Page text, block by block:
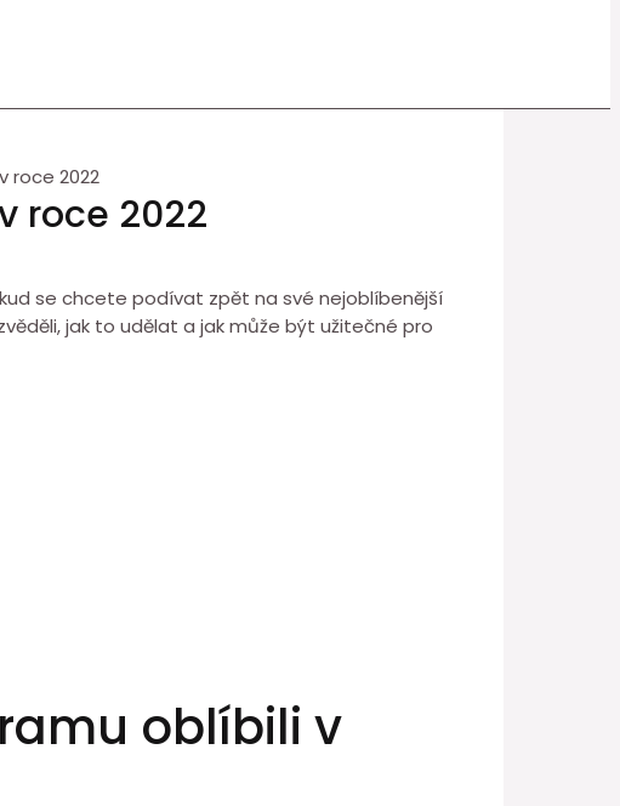
roce 2022
roce 2022
se chcete podívat zpět na své nejoblíbenější
jak to udělat a jak může být užitečné pro
oblíbili v